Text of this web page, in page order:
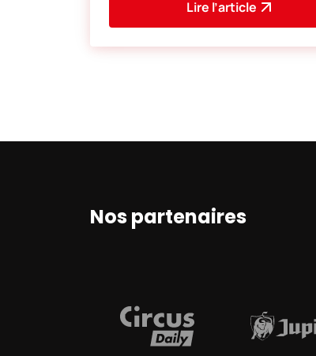
Lire l’article
Nos partenaires